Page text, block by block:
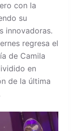
con la
su
innovadoras.
regresa el
de Camila
en
de la última